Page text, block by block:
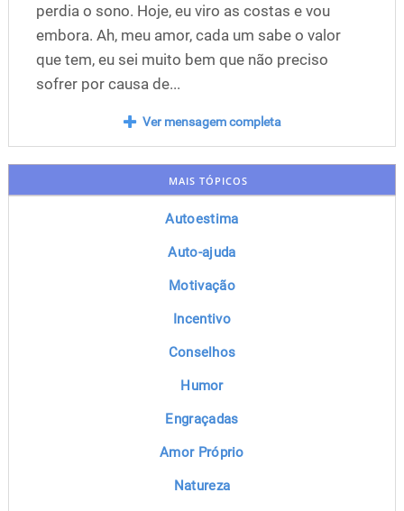
perdia o sono. Hoje, eu viro as costas e vou
embora. Ah, meu amor, cada um sabe o valor
que tem, eu sei muito bem que não preciso
sofrer por causa de...
Ver mensagem completa
MAIS TÓPICOS
Autoestima
Auto-ajuda
Motivação
Incentivo
Conselhos
Humor
Engraçadas
Amor Próprio
Natureza